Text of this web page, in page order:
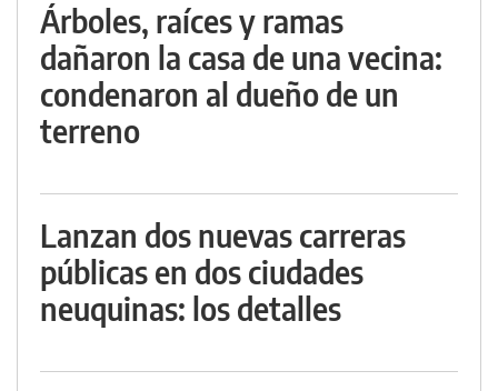
Árboles, raíces y ramas
dañaron la casa de una vecina:
condenaron al dueño de un
terreno
Lanzan dos nuevas carreras
públicas en dos ciudades
neuquinas: los detalles